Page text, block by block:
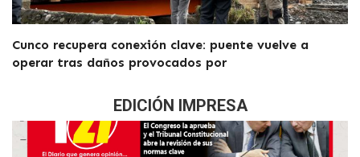
Cunco recupera conexión clave: puente vuelve a
operar tras daños provocados por
EDICIÓN IMPRESA